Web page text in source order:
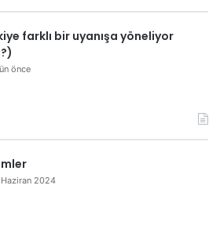
farklı bir uyanışa yöneliyor
önce
2024